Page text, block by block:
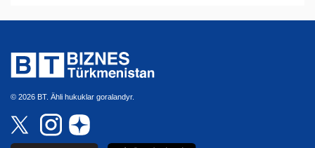
© 2026 BT. Ähli hukuklar goralandyr.